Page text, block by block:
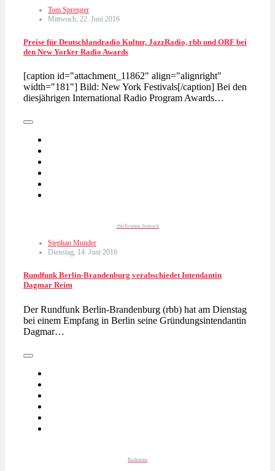
Tom Sprenger
Mittwoch, 22. Juni 2016
Preise für Deutschlandradio Kultur, JazzRadio, rbb und ORF bei
den New Yorker Radio Awards
[caption id="attachment_11862" align="alignright"
width="181"] Bild: New York Festivals[/caption] Bei den
diesjährigen International Radio Program Awards…
rbb/Kristina Jentzsch
Stephan Munder
Dienstag, 14. Juni 2016
Rundfunk Berlin-Brandenburg verabschiedet Intendantin
Dagmar Reim
Der Rundfunk Berlin-Brandenburg (rbb) hat am Dienstag
bei einem Empfang in Berlin seine Gründungsintendantin
Dagmar…
Radioeins